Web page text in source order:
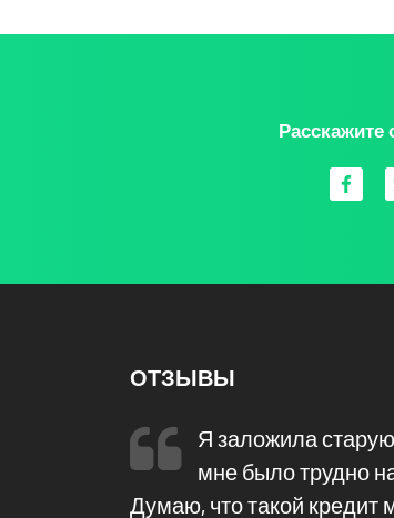
ОТЗЫВЫ
Я заложила
мне было трудно
Думаю, что такой